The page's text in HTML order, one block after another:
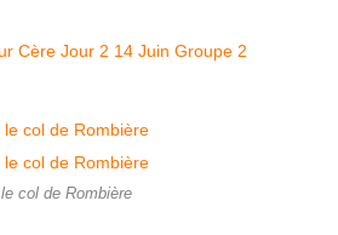
le col de Rombière